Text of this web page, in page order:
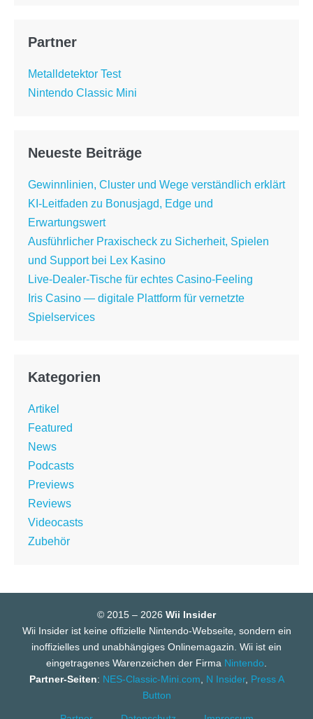
Partner
Metalldetektor Test
Nintendo Classic Mini
Neueste Beiträge
Gewinnlinien, Cluster und Wege verständlich erklärt
KI-Leitfaden zu Bonusjagd, Edge und
Erwartungswert
Ausführlicher Praxischeck zu Sicherheit, Spielen
und Support bei Lex Kasino
Live-Dealer-Tische für echtes Casino-Feeling
Iris Casino — digitale Plattform für vernetzte
Spielservices
Kategorien
Artikel
Featured
News
Podcasts
Previews
Reviews
Videocasts
Zubehör
© 2015 – 2026 Wii Insider
Wii Insider ist keine offizielle Nintendo-Webseite, sondern ein
inoffizielles und unabhängiges Onlinemagazin. Wii ist ein
eingetragenes Warenzeichen der Firma Nintendo
Partner-Seiten: NES-Classic-Mini.com N Insider, Press A
Button